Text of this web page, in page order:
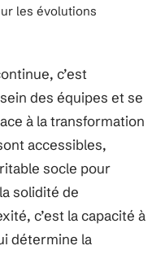
les évolutions
c’est
des équipes et se
à la transformation
accessibles,
socle pour
solidité de
c’est la capacité à
détermine la